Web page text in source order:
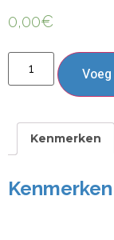
0,00€
Kenmerken
Kenmerken